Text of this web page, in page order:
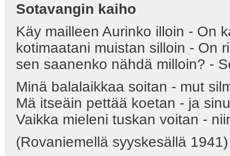
Sotavangin kaiho
Käy mailleen Aurinko illoin - On
kotimaatani muistan silloin - On
sen saanenko nähdä milloin? -
Minä balalaikkaa soitan - mut
Mä itseäin pettää koetan - ja
Vaikka mieleni tuskan voitan -
(Rovaniemellä syyskesällä 1941)